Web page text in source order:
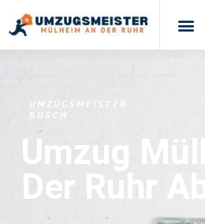
UMZUGSMEISTER
BUSCH
Umzug
Der Ruhr